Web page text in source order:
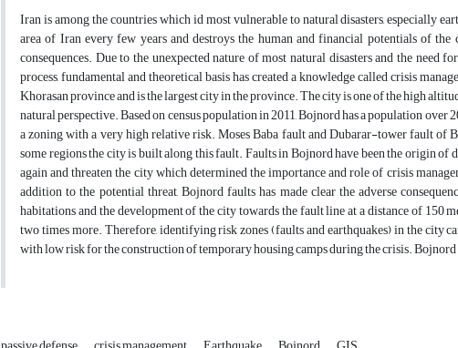
Iran is among the countries which id most vulnerable to natural disasters, especially
area of Iran every few years and destroys the human and financial potentials of
consequences. Due to the unexpected nature of most natural disasters and the
process, fundamental and theoretical basis has created a knowledge called crisis
Khorasan province and is the largest city in the province. The city is one of the high
natural perspective. Based on census population in 2011, Bojnord has a population
a zoning with a very high relative risk. Moses Baba fault and Dubarar-tower fault
some regions the city is built along this fault. Faults in Bojnord have been the origin of
again and threaten the city which determined the importance and role of crisis
addition to the potential threat, Bojnord faults has made clear the adverse
habitations and the development of the city towards the fault line at a distance of 150
two times more. Therefore, identifying risk zones (faults and earthquakes) in the city
with low risk for the construction of temporary housing camps during the crisis.